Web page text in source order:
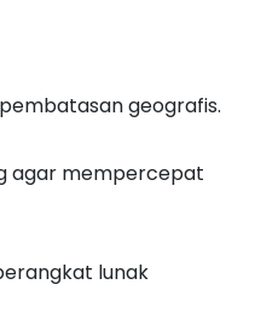
geografis.
agar mempercepat
lunak